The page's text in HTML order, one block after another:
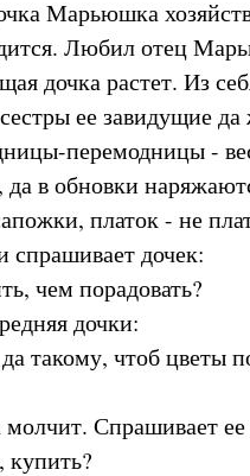
Марьюшка
Любил отец
дочка растет. Из
ее завидущие
перемодницы -
да в обновки
платок - не
спрашивает дочек:
чем порадовать?
дочки:
такому, чтоб цветы
Спрашивает ее
купить?